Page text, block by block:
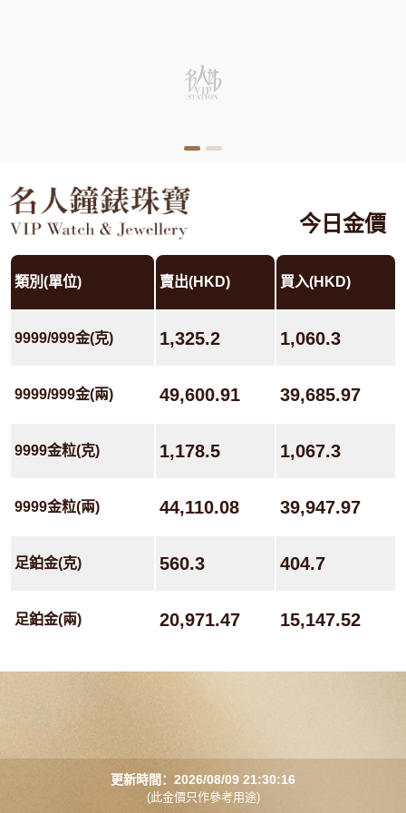
今日金價
類別(單位) 賣出(HKD) 買入(HKD)
9999/999金(克) 1,325.2 1,060.3
9999/999金(兩) 49,600.91 39,685.97
9999金粒(克) 1,178.5 1,067.3
9999金粒(兩) 44,110.08 39,947.97
足鉑金(克) 560.3 404.7
足鉑金(兩) 20,971.47 15,147.52
更新時間：2026/08/09 21:30:16
(此金價只作參考用途)